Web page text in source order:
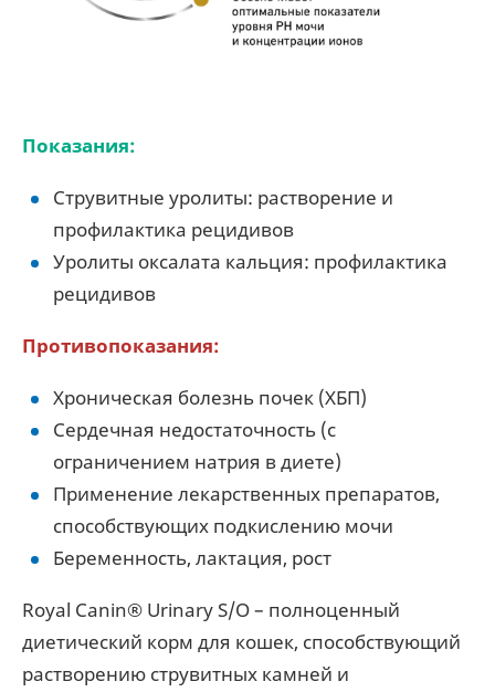
Показания:
Струвитные уролиты: растворение и
профилактика рецидивов
Уролиты оксалата кальция: профилактика
рецидивов
Противопоказания:
Хроническая болезнь почек (ХБП)
Сердечная недостаточность (с
ограничением натрия в диете)
Применение лекарственных препаратов,
способствующих подкислению мочи
Беременность, лактация, рост
Royal Canin® Urinary S/O – полноценный
диетический корм для кошек, способствующий
растворению струвитных камней и